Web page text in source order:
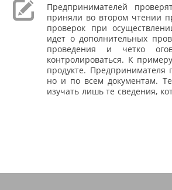
Предпринимателей
приняли во втором чтении
проверок при
идет о дополнительных
проведения и четко
контролироваться. К
продукте. Предпринимателя
но и по всем документам.
изучать лишь те сведения,